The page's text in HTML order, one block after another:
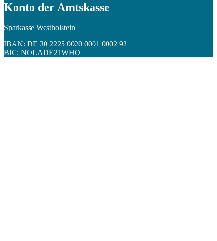
Konto der Amtskasse
Sparkasse Westholstein
IBAN: DE 30 2225 0020 0001 0002 92
BIC: NOLADE21WHO